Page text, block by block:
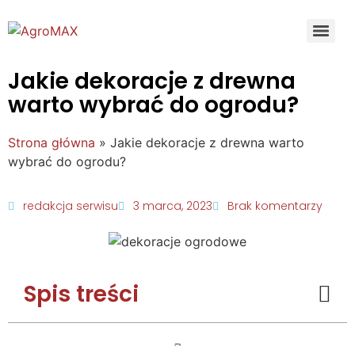
Jakie dekoracje z drewna
warto wybrać do ogrodu?
Strona główna » Jakie dekoracje z drewna warto
wybrać do ogrodu?
redakcja serwisu 3 marca, 2023 Brak komentarzy
Spis treści